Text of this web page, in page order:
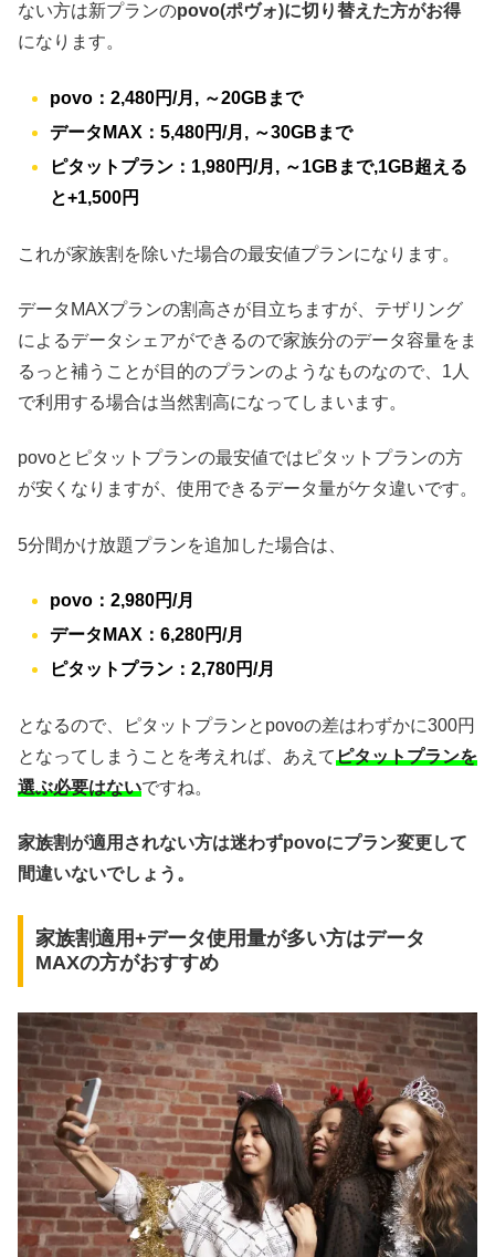
ない方は新プランのpovo(ポヴォ)に切り替えた方がお得
になります。
povo：2,480円/月, ～20GBまで
データMAX：5,480円/月, ～30GBまで
ピタットプラン：1,980円/月, ～1GBまで,1GB超える
と+1,500円
これが家族割を除いた場合の最安値プランになります。
データMAXプランの割高さが目立ちますが、テザリング
によるデータシェアができるので家族分のデータ容量をま
るっと補うことが目的のプランのようなものなので、1人
で利用する場合は当然割高になってしまいます。
povoとピタットプランの最安値ではピタットプランの方
が安くなりますが、使用できるデータ量がケタ違いです。
5分間かけ放題プランを追加した場合は、
povo：2,980円/月
データMAX：6,280円/月
ピタットプラン：2,780円/月
となるので、ピタットプランとpovoの差はわずかに300円
となってしまうことを考えれば、あえてピタットプランを
選ぶ必要はないですね。
家族割が適用されない方は迷わずpovoにプラン変更して
間違いないでしょう。
家族割適用+データ使用量が多い方はデータ
MAXの方がおすすめ